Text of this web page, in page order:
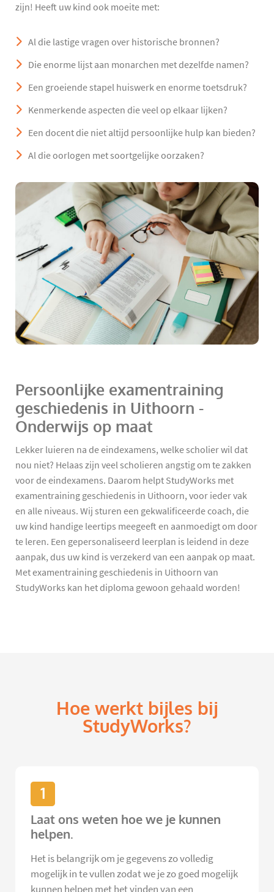
zijn! Heeft uw kind ook moeite met:
Al die lastige vragen over historische bronnen?
Die enorme lijst aan monarchen met dezelfde namen?
Een groeiende stapel huiswerk en enorme toetsdruk?
Kenmerkende aspecten die veel op elkaar lijken?
Een docent die niet altijd persoonlijke hulp kan bieden?
Al die oorlogen met soortgelijke oorzaken?
Persoonlijke examentraining
geschiedenis in Uithoorn -
Onderwijs op maat
Lekker luieren na de eindexamens, welke scholier wil dat
nou niet? Helaas zijn veel scholieren angstig om te zakken
voor de eindexamens. Daarom helpt StudyWorks met
examentraining geschiedenis in Uithoorn, voor ieder vak
en alle niveaus. Wij sturen een gekwalificeerde coach, die
uw kind handige leertips meegeeft en aanmoedigt om door
te leren. Een gepersonaliseerd leerplan is leidend in deze
aanpak, dus uw kind is verzekerd van een aanpak op maat.
Met examentraining geschiedenis in Uithoorn van
StudyWorks kan het diploma gewoon gehaald worden!
Hoe werkt bijles bij
StudyWorks?
1
Laat ons weten hoe we je kunnen
helpen.
Het is belangrijk om je gegevens zo volledig
mogelijk in te vullen zodat we je zo goed mogelijk
kunnen helpen met het vinden van een